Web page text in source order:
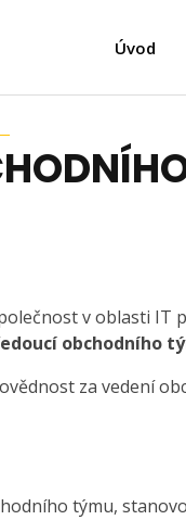
Úvod
v oblasti
obchodního
za vedení
týmu,